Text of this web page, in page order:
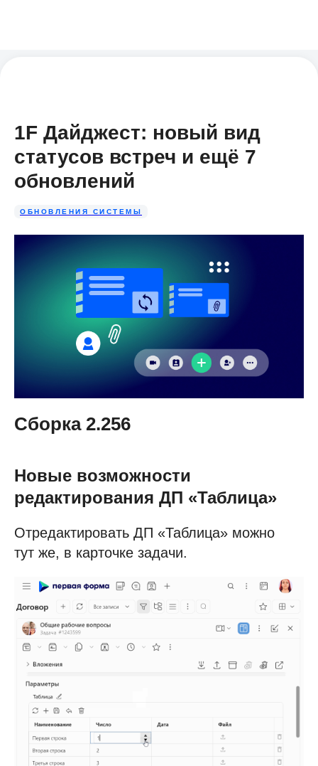
1F Дайджест: новый вид
статусов встреч и ещё 7
обновлений
ОБНОВЛЕНИЯ СИСТЕМЫ
Сборка 2.256
Новые возможности
редактирования ДП «Таблица»
Отредактировать ДП «Таблица» можно
тут же, в карточке задачи.